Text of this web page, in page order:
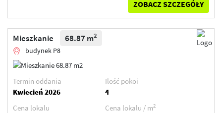
ZOBACZ SZCZEGÓŁY
Mieszkanie 68.87 m2
budynek P8
Termin oddania
Kwiecień 2026
Ilość pokoi
4
Cena lokalu
Cena lokalu / m2